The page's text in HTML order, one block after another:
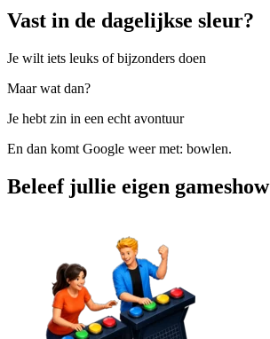
Vast in de dagelijkse sleur?
Je wilt iets leuks of bijzonders doen
Maar wat dan?
Je hebt zin in een echt avontuur
En dan komt Google weer met: bowlen.
Beleef jullie eigen gameshow